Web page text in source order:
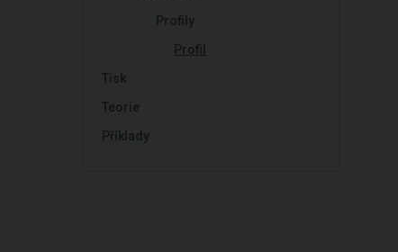
Profily
Profil
Tisk
Teorie
Příklady